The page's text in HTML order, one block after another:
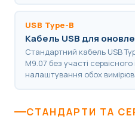
USB Type-B
Кабель USB для
Стандартний кабель USB
M9.07 без участі
налаштування обох
СТАНДАРТИ ТА